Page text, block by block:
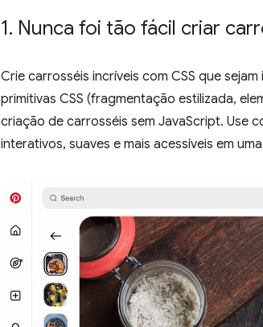
1. Nunca foi tão fácil criar
Crie carrosséis incríveis com CSS que
primitivas CSS (fragmentação estilizada,
criação de carrosséis sem JavaScript. Use
interativos, suaves e mais acessíveis em